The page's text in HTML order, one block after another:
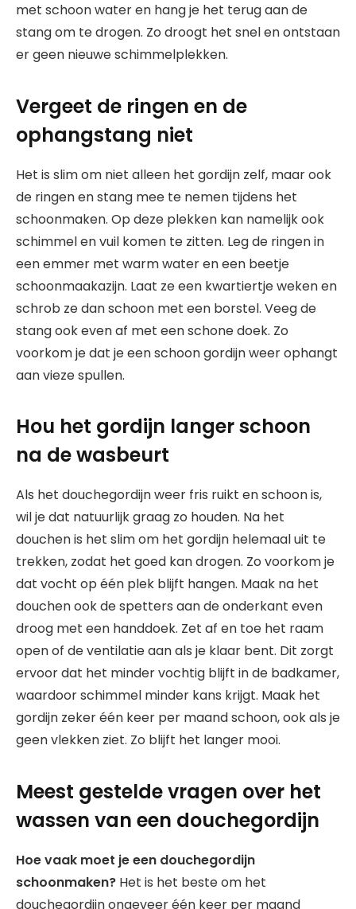
met schoon water en hang je het terug aan de
stang om te drogen. Zo droogt het snel en ontstaan
er geen nieuwe schimmelplekken.
Vergeet de ringen en de
ophangstang niet
Het is slim om niet alleen het gordijn zelf, maar ook
de ringen en stang mee te nemen tijdens het
schoonmaken. Op deze plekken kan namelijk ook
schimmel en vuil komen te zitten. Leg de ringen in
een emmer met warm water en een beetje
schoonmaakazijn. Laat ze een kwartiertje weken en
schrob ze dan schoon met een borstel. Veeg de
stang ook even af met een schone doek. Zo
voorkom je dat je een schoon gordijn weer ophangt
aan vieze spullen.
Hou het gordijn langer schoon
na de wasbeurt
Als het douchegordijn weer fris ruikt en schoon is,
wil je dat natuurlijk graag zo houden. Na het
douchen is het slim om het gordijn helemaal uit te
trekken, zodat het goed kan drogen. Zo voorkom je
dat vocht op één plek blijft hangen. Maak na het
douchen ook de spetters aan de onderkant even
droog met een handdoek. Zet af en toe het raam
open of de ventilatie aan als je klaar bent. Dit zorgt
ervoor dat het minder vochtig blijft in de badkamer,
waardoor schimmel minder kans krijgt. Maak het
gordijn zeker één keer per maand schoon, ook als je
geen vlekken ziet. Zo blijft het langer mooi.
Meest gestelde vragen over het
wassen van een douchegordijn
Hoe vaak moet je een douchegordijn
schoonmaken? Het is het beste om het
douchegordijn ongeveer één keer per maand